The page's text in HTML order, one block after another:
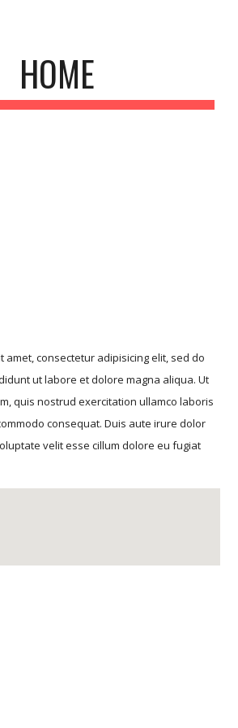
HOME
amet, consectetur adipisicing elit, sed do
ut labore et dolore magna aliqua. Ut
quis nostrud exercitation ullamco laboris
consequat. Duis aute irure dolor
velit esse cillum dolore eu fugiat